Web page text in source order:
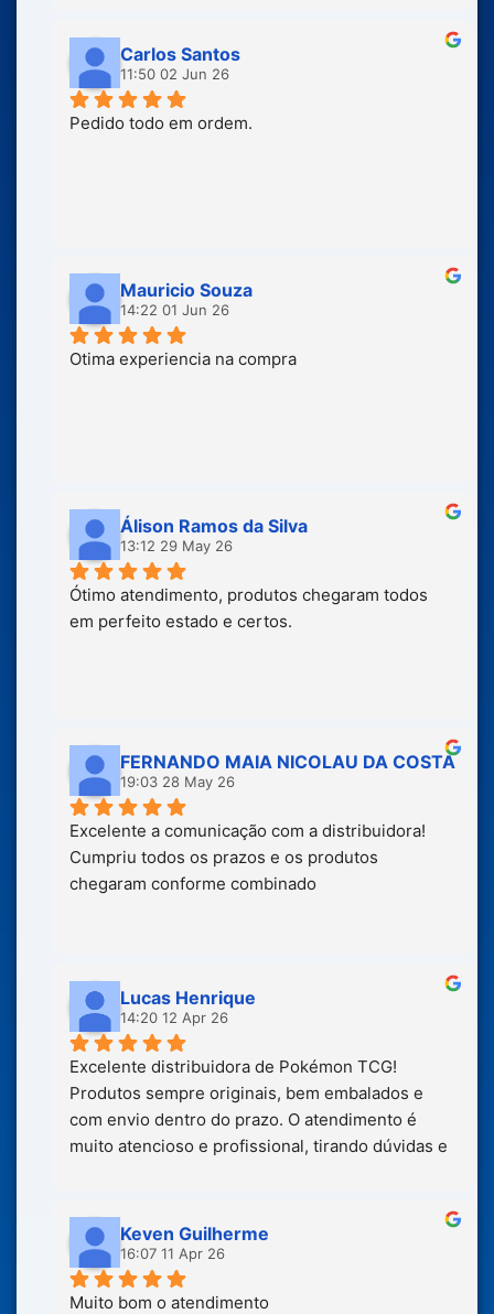
Carlos Santos
11:50 02 Jun 26
Pedido todo em ordem.
Mauricio Souza
14:22 01 Jun 26
Otima experiencia na compra
Álison Ramos da Silva
13:12 29 May 26
Ótimo atendimento, produtos chegaram todos
em perfeito estado e certos.
FERNANDO MAIA NICOLAU DA COSTA
19:03 28 May 26
Excelente a comunicação com a distribuidora!
Cumpriu todos os prazos e os produtos
chegaram conforme combinado
Lucas Henrique
14:20 12 Apr 26
Excelente distribuidora de Pokémon TCG!
Produtos sempre originais, bem embalados e
com envio dentro do prazo. O atendimento é
muito atencioso e profissional, tirando dúvidas e
buscam confiança, qualidade e pontualidade.
Keven Guilherme
16:07 11 Apr 26
Muito bom o atendimento